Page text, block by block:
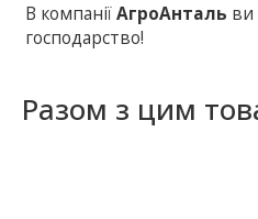
В компаніїАгроАнталь ви
господарство!
Разом з цим